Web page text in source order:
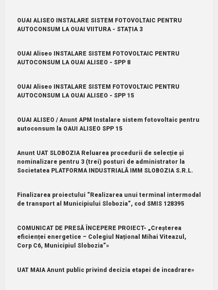
OUAI ALISEO INSTALARE SISTEM FOTOVOLTAIC PENTRU
AUTOCONSUM LA OUAI VIITURA - STAȚIA 3
OUAI Aliseo INSTALARE SISTEM FOTOVOLTAIC PENTRU
AUTOCONSUM LA OUAI ALISEO - SPP 8
OUAI Aliseo INSTALARE SISTEM FOTOVOLTAIC PENTRU
AUTOCONSUM LA OUAI ALISEO - SPP 15
OUAI ALISEO / Anunt APM Instalare sistem fotovoltaic pentru
autoconsum la OAUI ALISEO SPP 15
Anunt UAT SLOBOZIA Reluarea procedurii de selecție și
nominalizare pentru 3 (trei) posturi de administrator la
Societatea PLATFORMA INDUSTRIALĂ IMM SLOBOZIA S.R.L.
Finalizarea proiectului “Realizarea unui terminal intermodal
de transport al Municipiului Slobozia”, cod SMIS 128395
COMUNICAT DE PRESĂ ÎNCEPERE PROIECT- „Creșterea
eficienței energetice – Colegiul Național Mihai Viteazul,
Corp C6, Municipiul Slobozia”»
UAT MAIA Anunt public privind decizia etapei de incadrare»